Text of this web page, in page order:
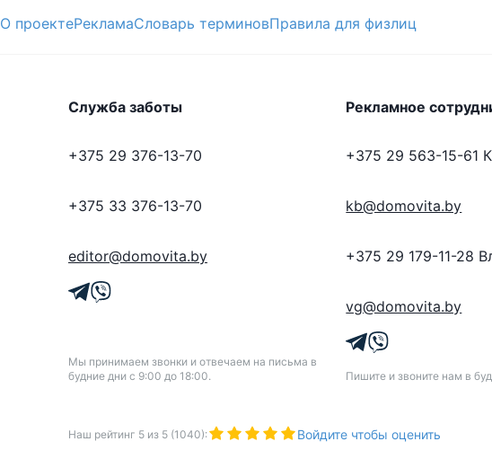
О проектеРекламаСловарь терминовПравила для физлиц
Служба заботы
+375 29 376-13-70
+375 33 376-13-70
editor@domovita.by
Мы принимаем звонки и отвечаем на письма в
будние дни с 9:00 до 18:00.
Рекламное
+375 29 563-15-61
kb@domovita.by
+375 29 179-11-28
vg@domovita.by
Пишите и звоните нам в
Наш рейтинг 5 из 5 (1040): Войдите чтобы оценить